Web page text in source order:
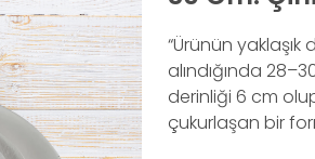
“Ürünün yaklaşık
alındığında
derinliği 6 cm
çukurlaşan bir